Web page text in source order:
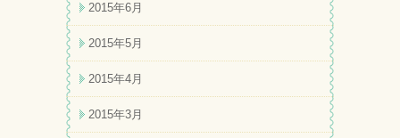
2015年6月
2015年5月
2015年4月
2015年3月